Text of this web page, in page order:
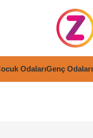
OdalarıGenç Odaları